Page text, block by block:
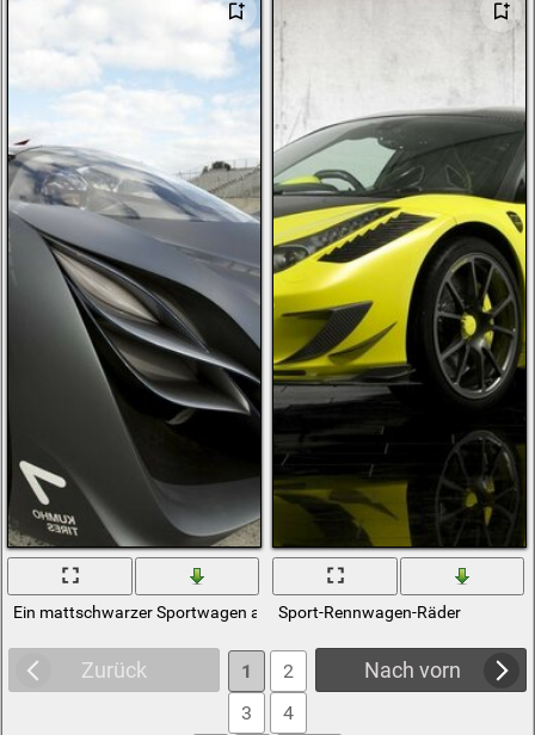
Ein mattschwarzer Sportwagen auf der Strecke. Scheiben. Räder
Sport-Rennwagen-Räder
Zurück Nach vorn
1
2
3
4